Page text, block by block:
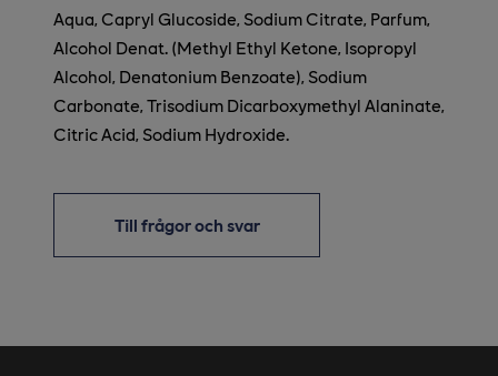
Aqua, Capryl Glucoside, Sodium Citrate, Parfum,
Alcohol Denat. (Methyl Ethyl Ketone, Isopropyl
Alcohol, Denatonium Benzoate), Sodium
Carbonate, Trisodium Dicarboxymethyl Alaninate,
Citric Acid, Sodium Hydroxide.
Till frågor och svar